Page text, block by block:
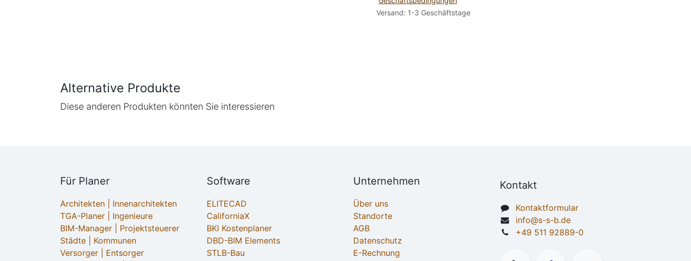
Versand: 1-3 Geschäftstage
Alternative Produkte
Diese anderen Produkten könnten Sie interessieren
Für Planer
Architekten | Innenarchitekten
TGA-Planer | Ingenieure
BIM-Manager | Projektsteuerer
Städte | Kommunen
Versorger | Entsorger
Software
ELITECAD
CaliforniaX
BKI Kostenplaner
DBD-BIM Elements
STLB-Bau
Unternehmen
Über uns
Standorte
AGB
Datenschutz
E-Rechnung
Kontakt
Kontaktformular
info@s-s-b.de
+49 511 92889-0